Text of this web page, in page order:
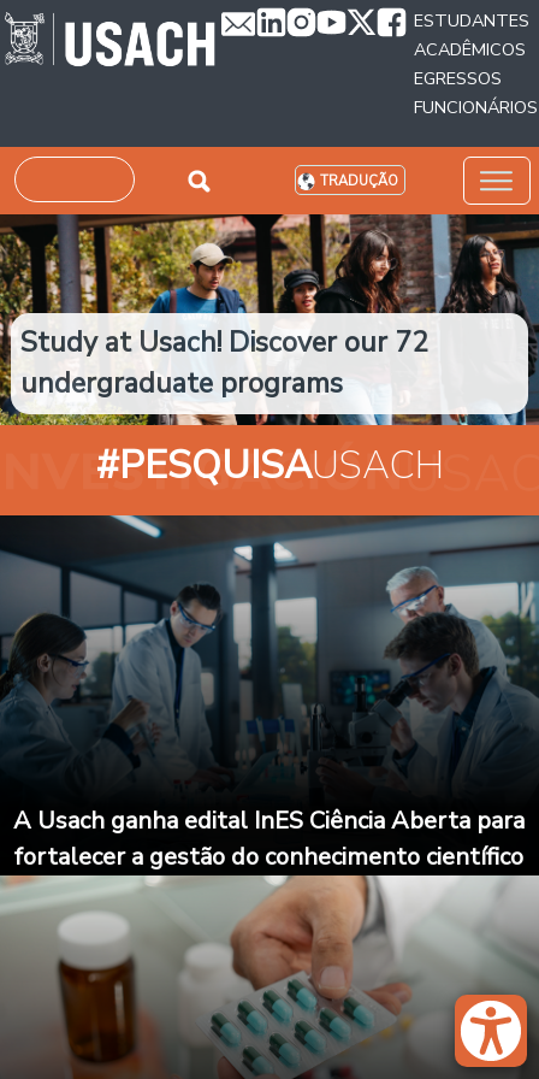
Passar para o conteúdo principal
ESTUDANTES
ACADÊMICOS
EGRESSOS
FUNCIONÁRIOS
Pesquisar TRADUÇÃO
Study at Usach! Discover our 72
undergraduate programs
#PESQUISAUSACH
A Usach ganha edital InES Ciência Aberta para
fortalecer a gestão do conhecimento científico